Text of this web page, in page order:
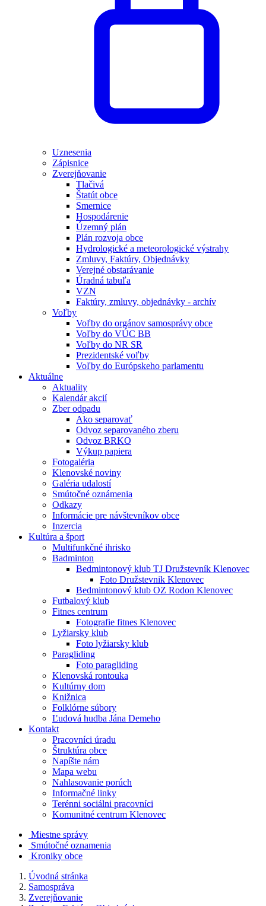
Uznesenia
Zápisnice
Zverejňovanie
Tlačivá
Štatút obce
Smernice
Hospodárenie
Územný plán
Plán rozvoja obce
Hydrologické a meteorologické výstrahy
Zmluvy, Faktúry, Objednávky
Verejné obstarávanie
Úradná tabuľa
VZN
Faktúry, zmluvy, objednávky - archív
Voľby
Voľby do orgánov samosprávy obce
Voľby do VÚC BB
Voľby do NR SR
Prezidentské voľby
Voľby do Európskeho parlamentu
Aktuálne
Aktuality
Kalendár akcií
Zber odpadu
Ako separovať
Odvoz separovaného zberu
Odvoz BRKO
Výkup papiera
Fotogaléria
Klenovské noviny
Galéria udalostí
Smútočné oznámenia
Odkazy
Informácie pre návštevníkov obce
Inzercia
Kultúra a šport
Multifunkčné ihrisko
Badminton
Bedmintonový klub TJ Družstevník Klenovec
Foto Družstevnik Klenovec
Bedmintonový klub OZ Rodon Klenovec
Futbalový klub
Fitnes centrum
Fotografie fitnes Klenovec
Lyžiarsky klub
Foto lyžiarsky klub
Paragliding
Foto paragliding
Klenovská rontouka
Kultúrny dom
Knižnica
Folklórne súbory
Ľudová hudba Jána Demeho
Kontakt
Pracovníci úradu
Štruktúra obce
Napíšte nám
Mapa webu
Nahlasovanie porúch
Informačné linky
Terénni sociálni pracovníci
Komunitné centrum Klenovec
Miestne správy
Smútočné oznamenia
Kroniky obce
Úvodná stránka
Samospráva
Zverejňovanie